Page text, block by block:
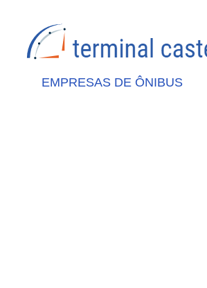
EMPRESAS DE ÔNIBUS